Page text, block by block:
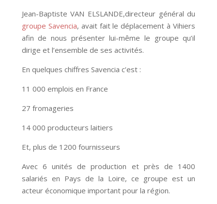
Jean-Baptiste VAN ELSLANDE,directeur général du
groupe Savencia, avait fait le déplacement à Vihiers
afin de nous présenter lui-même le groupe qu’il
dirige et l’ensemble de ses activités.
En quelques chiffres Savencia c’est :
11 000 emplois en France
27 fromageries
14 000 producteurs laitiers
Et, plus de 1200 fournisseurs
Avec 6 unités de production et près de 1400
salariés en Pays de la Loire, ce groupe est un
acteur économique important pour la région.